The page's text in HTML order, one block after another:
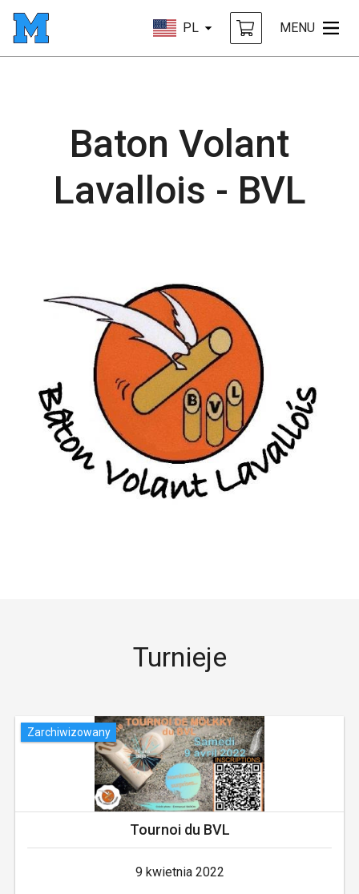
PL MENU
Baton Volant
Lavallois - BVL
Turnieje
Zarchiwizowany
Tournoi du BVL
9 kwietnia 2022